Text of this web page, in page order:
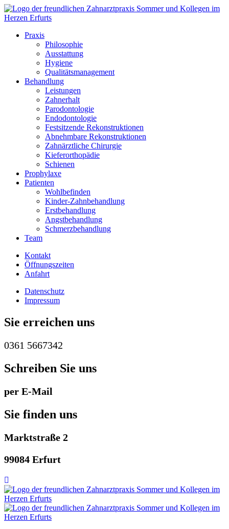
Praxis
Philosophie
Ausstattung
Hygiene
Qualitätsmanagement
Behandlung
Leistungen
Zahnerhalt
Parodontologie
Endodontologie
Festsitzende Rekonstruktionen
Abnehmbare Rekonstruktionen
Zahnärztliche Chirurgie
Kieferorthopädie
Schienen
Prophylaxe
Patienten
Wohlbefinden
Kinder-Zahnbehandlung
Erstbehandlung
Angstbehandlung
Schmerzbehandlung
Team
Kontakt
Öffnungszeiten
Anfahrt
Datenschutz
Impressum
Sie erreichen uns
0361 5667342
Schreiben Sie uns
per E-Mail
Sie finden uns
Marktstraße 2
99084 Erfurt